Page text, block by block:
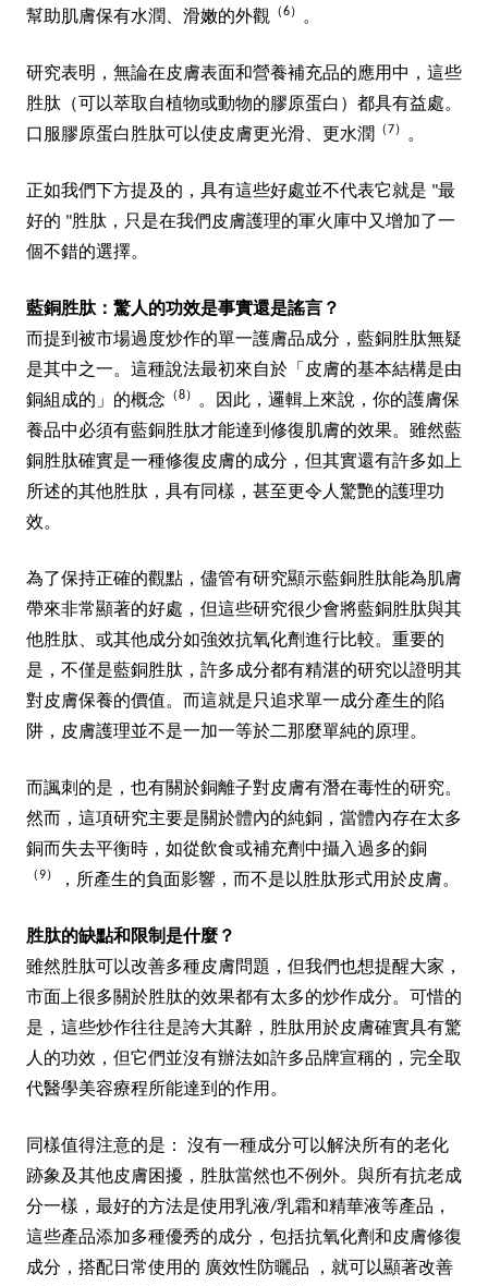
幫助肌膚保有水潤、滑嫩的外觀 （6） 。
研究表明，無論在皮膚表面和營養補充品的應用中，這些
胜肽（可以萃取自植物或動物的膠原蛋白）都具有益處。
口服膠原蛋白胜肽可以使皮膚更光滑、更水潤 （7） 。
正如我們下方提及的，具有這些好處並不代表它就是 "最
好的 "胜肽，只是在我們皮膚護理的軍火庫中又增加了一
個不錯的選擇。
藍銅胜肽： 驚人的功效是事實還是謠言？
而提到被市場過度炒作的單一護膚品成分，藍銅胜肽無疑
是其中之一。這種說法最初來自於「皮膚的基本結構是由
銅組成的」的概念 （8） 。因此，邏輯上來說，你的護膚保
養品中必須有藍銅胜肽才能達到修復肌膚的效果。雖然藍
銅胜肽確實是一種修復皮膚的成分，但其實還有許多如上
所述的其他胜肽，具有同樣，甚至更令人驚艷的護理功
效。
為了保持正確的觀點，儘管有研究顯示藍銅胜肽能為肌膚
帶來非常顯著的好處，但這些研究很少會將藍銅胜肽與其
他胜肽、或其他成分如強效抗氧化劑進行比較。重要的
是，不僅是藍銅胜肽，許多成分都有精湛的研究以證明其
對皮膚保養的價值。而這就是只追求單一成分產生的陷
阱，皮膚護理並不是一加一等於二那麼單純的原理。
而諷刺的是，也有關於銅離子對皮膚有潛在毒性的研究。
然而，這項研究主要是關於體內的純銅，當體內存在太多
銅而失去平衡時，如從飲食或補充劑中攝入過多的銅
（9） ，所產生的負面影響，而不是以胜肽形式用於皮膚。
胜肽的缺點和限制是什麼？
雖然胜肽可以改善多種皮膚問題，但我們也想提醒大家，
市面上很多關於胜肽的效果都有太多的炒作成分。可惜的
是，這些炒作往往是誇大其辭，胜肽用於皮膚確實具有驚
人的功效，但它們並沒有辦法如許多品牌宣稱的，完全取
代醫學美容療程所能達到的作用。
同樣值得注意的是： 沒有一種成分可以解決所有的老化
跡象及其他皮膚困擾，胜肽當然也不例外。與所有抗老成
分一樣，最好的方法是使用乳液/乳霜和精華液等產品，
這些產品添加多種優秀的成分，包括抗氧化劑和皮膚修復
成分，搭配日常使用的 廣效性防曬品
，就可以顯著改善